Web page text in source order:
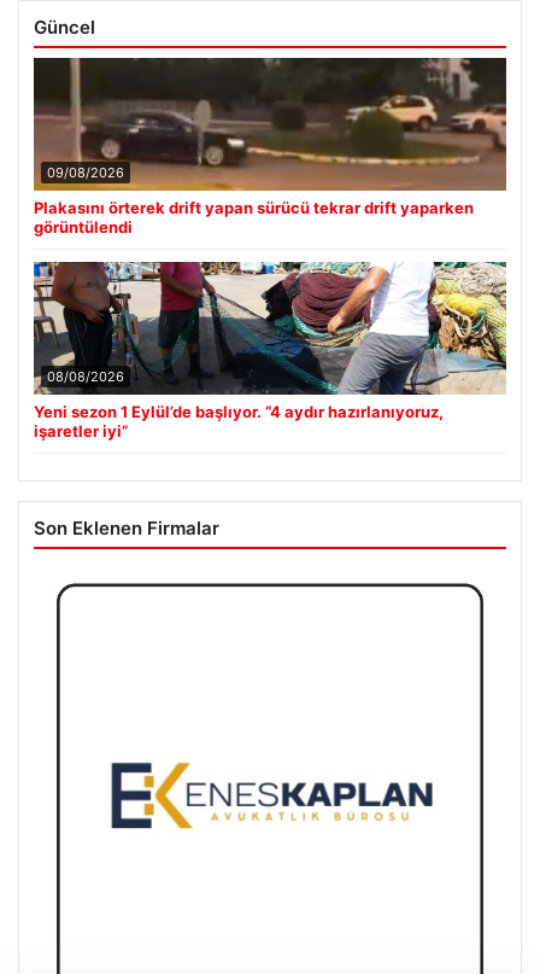
Güncel
09/08/2026
Plakasını örterek drift yapan sürücü tekrar drift yaparken
görüntülendi
08/08/2026
Yeni sezon 1 Eylül’de başlıyor. “4 aydır hazırlanıyoruz,
işaretler iyi”
Son Eklenen Firmalar